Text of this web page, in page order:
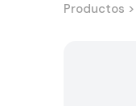
Productos >